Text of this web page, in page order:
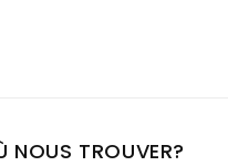
NOUS TROUVER?